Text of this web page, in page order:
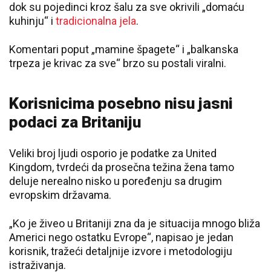
dok su pojedinci kroz šalu za sve okrivili „domaću
kuhinju“ i tradicionalna jela.
Komentari poput „mamine špagete“ i „balkanska
trpeza je krivac za sve“ brzo su postali viralni.
Korisnicima posebno nisu jasni
podaci za Britaniju
Veliki broj ljudi osporio je podatke za United
Kingdom, tvrdeći da prosečna težina žena tamo
deluje nerealno nisko u poređenju sa drugim
evropskim državama.
„Ko je živeo u Britaniji zna da je situacija mnogo bliža
Americi nego ostatku Evrope“, napisao je jedan
korisnik, tražeći detaljnije izvore i metodologiju
istraživanja.